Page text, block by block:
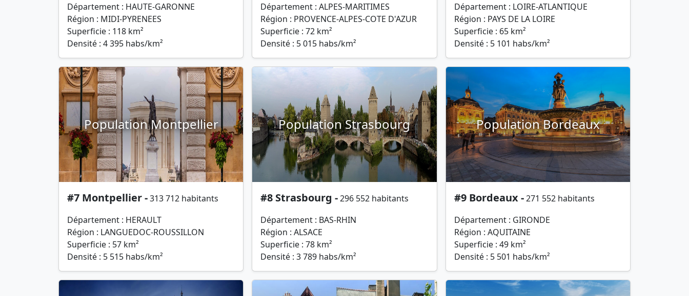
Département : HAUTE-GARONNE
Région : MIDI-PYRENEES
Superficie : 118 km²
Densité : 4 395 habs/km²
Département : ALPES-MARITIMES
Région : PROVENCE-ALPES-COTE D'AZUR
Superficie : 72 km²
Densité : 5 015 habs/km²
Département : LOIRE-ATLANTIQUE
Région : PAYS DE LA LOIRE
Superficie : 65 km²
Densité : 5 101 habs/km²
Population Montpellier
#7 Montpellier -313 712 habitants
Département : HERAULT
Région : LANGUEDOC-ROUSSILLON
Superficie : 57 km²
Densité : 5 515 habs/km²
Population Strasbourg
#8 Strasbourg -296 552 habitants
Département : BAS-RHIN
Région : ALSACE
Superficie : 78 km²
Densité : 3 789 habs/km²
Population Bordeaux
#9 Bordeaux -271 552 habitants
Département : GIRONDE
Région : AQUITAINE
Superficie : 49 km²
Densité : 5 501 habs/km²